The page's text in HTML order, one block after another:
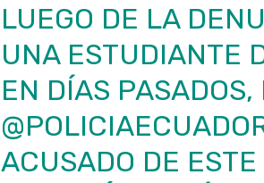
LUEGO DE LA
UNA ESTUDIANTE
EN DÍAS PASADOS,
ACUSADO DE